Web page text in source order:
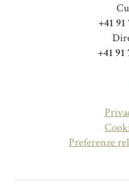
+41
+41 91
Preferenze